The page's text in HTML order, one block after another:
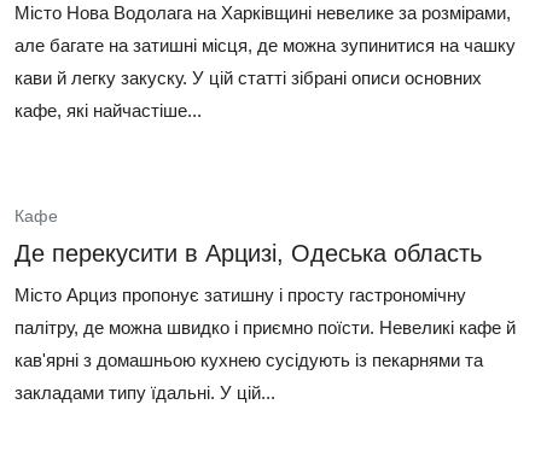
Місто Нова Водолага на Харківщині невелике за розмірами,
але багате на затишні місця, де можна зупинитися на чашку
кави й легку закуску. У цій статті зібрані описи основних
кафе, які найчастіше...
Кафе
Де перекусити в Арцизі, Одеська область
Місто Арциз пропонує затишну і просту гастрономічну
палітру, де можна швидко і приємно поїсти. Невеликі кафе й
кав'ярні з домашньою кухнею сусідують із пекарнями та
закладами типу їдальні. У цій...